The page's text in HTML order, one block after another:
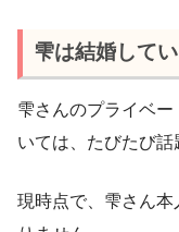
雫は結婚して
雫さんのプライベ
いては、たびたび話
現時点で、雫さん